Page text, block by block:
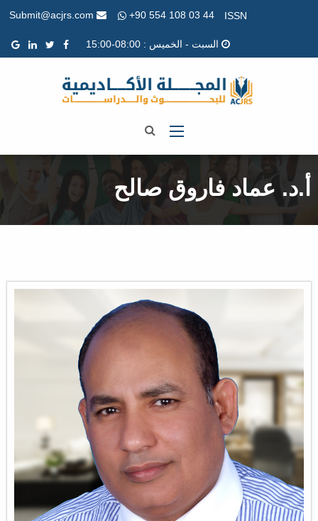
ISSN
+90 554 108 03 44
السبت - الخميس : 08:00-15:00
أ.د. عماد فاروق صالح